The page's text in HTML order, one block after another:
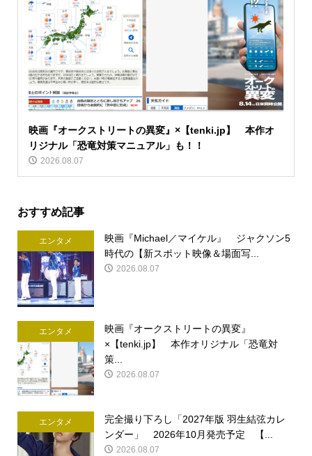
映画『オークストリートの異変』×【tenki.jp】 本作オ
リジナル「恐竜対策マニュアル」も！！
2026.08.07
おすすめ記事
エンタメ
映画『Michael／マイケル』 ジャクソン5
時代の【新スポット映像＆場面写...
2026.08.07
エンタメ
映画『オークストリートの異変』
×【tenki.jp】 本作オリジナル「恐竜対
策...
2026.08.07
エンタメ
完全撮り下ろし「2027年版 羽生結弦カレ
ンダー」 2026年10月発売予定 【...
2026.08.07